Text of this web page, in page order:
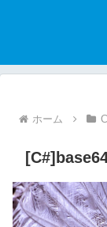
ホーム